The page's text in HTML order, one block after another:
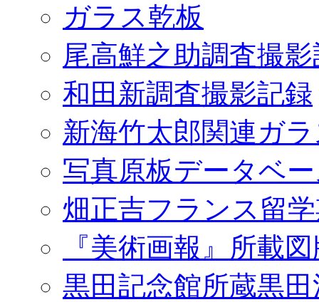
ガラス乾板
尾高鮮之助調査撮
和田新調査撮影記録
新海竹太郎関連ガ
写真原板データベ
畑正吉フランス留
『美術画報』所載
黒田記念館所蔵黒